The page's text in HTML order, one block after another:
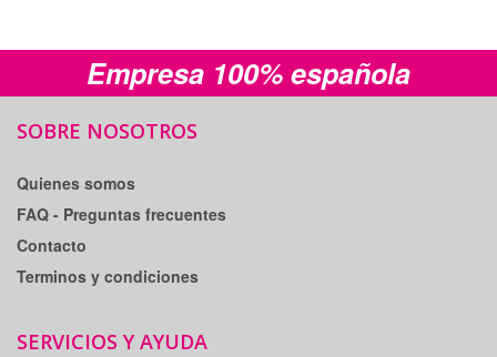
Empresa 100% española
SOBRE NOSOTROS
Quienes somos
FAQ - Preguntas frecuentes
Contacto
Terminos y condiciones
SERVICIOS Y AYUDA